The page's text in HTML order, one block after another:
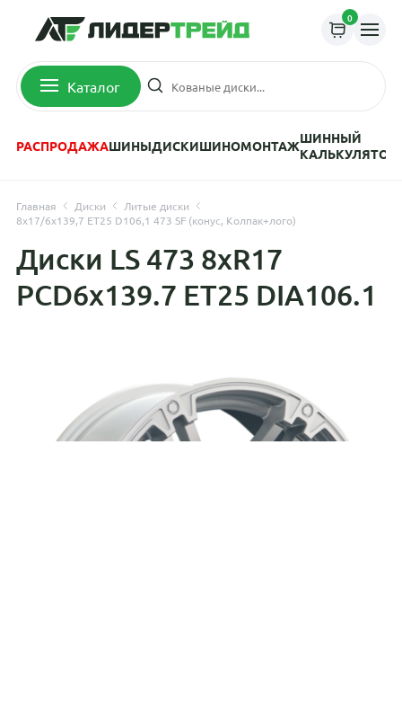
0
Каталог
РАСПРОДАЖАШИНЫДИСКИШИНОМОНТАЖШИННЫЙ
КАЛЬКУЛЯТОР
Главная Диски
Литые диски
8x17/6x139,7 ET25 D106,1 473 SF (конус, Колпак+лого)
Диски LS 473 8xR17
PCD6x139.7 ET25 DIA106.1